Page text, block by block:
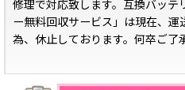
修理で対応致します。互換バッテ
ー無料回収サービス」は現在、
為、休止しております。何卒ご了